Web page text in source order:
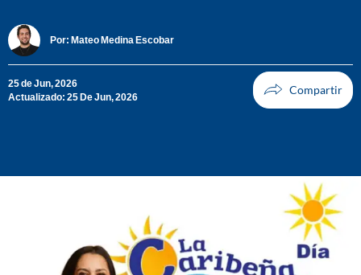
Por: Mateo Medina Escobar
25 de Jun, 2026
Actualizado: 25 De Jun, 2026